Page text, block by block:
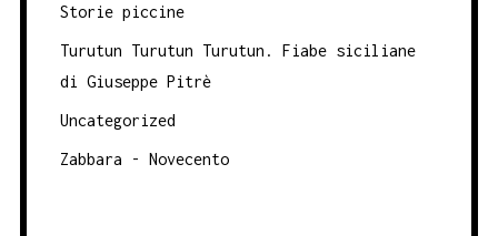
Storie piccine
Turutun Turutun Turutun. Fiabe siciliane
di Giuseppe Pitrè
Uncategorized
Zabbara - Novecento